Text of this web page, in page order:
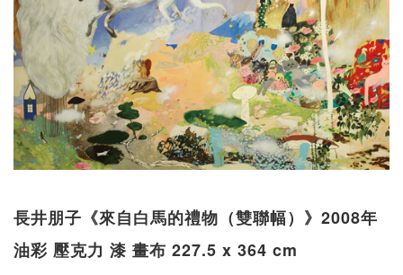
長井朋子《來自白馬的禮物（雙聯幅）》2008年
油彩 壓克力 漆 畫布 227.5 x 364 cm